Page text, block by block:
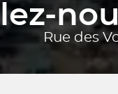
Rue des